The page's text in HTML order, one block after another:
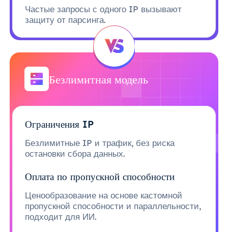
Частые запросы с одного IP вызывают
защиту от парсинга.
Безлимитная модель
Ограничения IP
Безлимитные IP и трафик, без риска
остановки сбора данных.
Оплата по пропускной способности
Ценообразование на основе кастомной
пропускной способности и параллельности,
подходит для ИИ.